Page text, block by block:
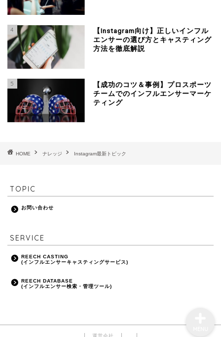
4
【Instagram向け】正しいインフル
エンサーの選び方とキャスティング
方法を徹底解説
5
【成功のコツ＆事例】プロスポーツ
チームでのインフルエンサーマーケ
ティング
HOME ナレッジ Instagram最新トピック
TOPIC
お問い合わせ
SERVICE
REECH CASTING
(インフルエンサーキャスティングサービス)
REECH DATABASE
(インフルエンサー検索・管理ツール)
運営会社
お問い合わせ